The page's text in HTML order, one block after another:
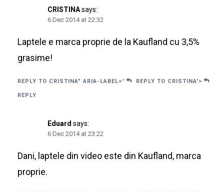
CRISTINAsays:
6 Dec 2014 at 22:32
Laptele e marca proprie de la Kaufland cu 3,5%
grasime!
REPLY TO CRISTINA" ARIA-LABEL=' REPLY TO CRISTINA'>
REPLY
Eduard says:
6 Dec 2014 at 23:22
Dani, laptele din video este din Kaufland, marca
proprie.